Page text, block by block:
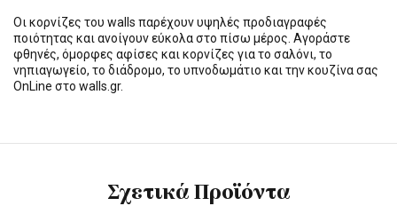
Οι κορνίζες του walls παρέχουν υψηλές προδιαγραφές
ποιότητας και ανοίγουν εύκολα στο πίσω μέρος. Αγοράστε
φθηνές, όμορφες αφίσες και κορνίζες για το σαλόνι, το
νηπιαγωγείο, το διάδρομο, το υπνοδωμάτιο και την κουζίνα σας
OnLine στο walls.gr.
Σχετικά Προϊόντα